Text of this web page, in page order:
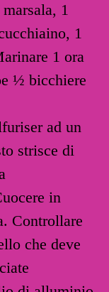
1
1
1 ora
½ bicchiere
ad un
strisce di
in
Controllare
che deve